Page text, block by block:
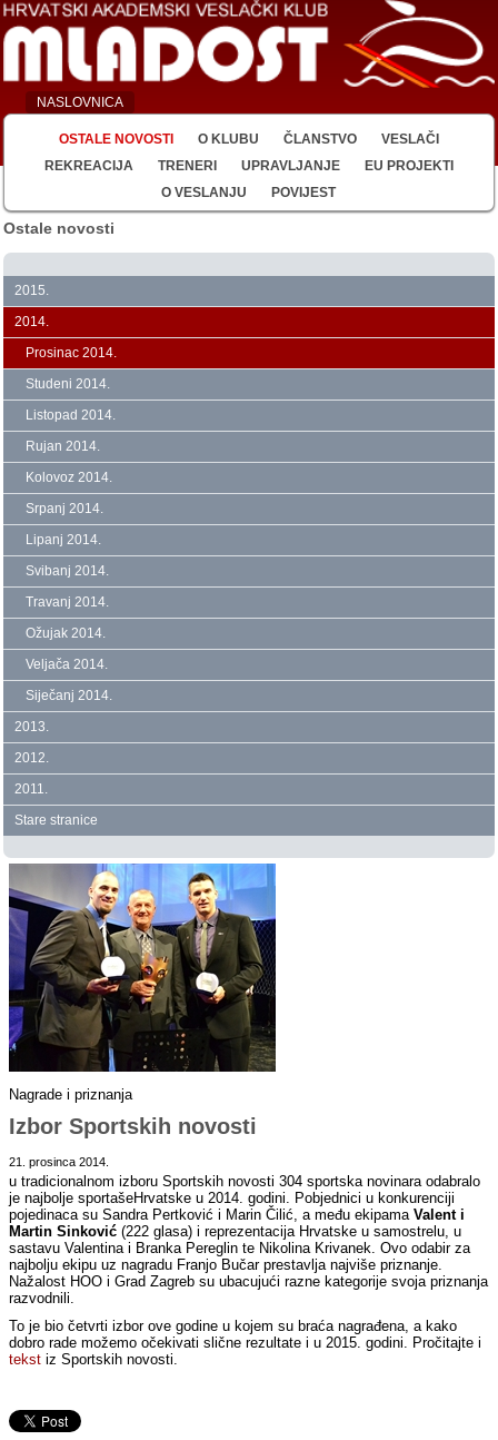
NASLOVNICA
OSTALE NOVOSTI O KLUBU ČLANSTVO
VESLAČI
REKREACIJA
TRENERI UPRAVLJANJE
EU PROJEKTI
O VESLANJU
POVIJEST
Ostale novosti
2015.
2014.
Prosinac 2014.
Studeni 2014.
Listopad 2014.
Rujan 2014.
Kolovoz 2014.
Srpanj 2014.
Lipanj 2014.
Svibanj 2014.
Travanj 2014.
Ožujak 2014.
Veljača 2014.
Siječanj 2014.
2013.
2012.
2011.
Stare stranice
Nagrade i priznanja
Izbor Sportskih novosti
21. prosinca 2014.
u tradicionalnom izboru Sportskih novosti 304 sportska novinara odabralo
je najbolje sportašeHrvatske u 2014. godini. Pobjednici u konkurenciji
pojedinaca su Sandra Pertković i Marin Čilić, a među ekipamaValent i
Martin Sinković (222 glasa) i reprezentacija Hrvatske u samostrelu, u
sastavu Valentina i Branka Pereglin te Nikolina Krivanek. Ovo odabir za
najbolju ekipu uz nagradu Franjo Bučar prestavlja najviše priznanje.
Nažalost HOO i Grad Zagreb su ubacujući razne kategorije svoja priznanja
razvodnili.
To je bio četvrti izbor ove godine u kojem su braća nagrađena, a kako
dobro rade možemo očekivati slične rezultate i u 2015. godini. Pročitajte i
tekst iz Sportskih novosti.